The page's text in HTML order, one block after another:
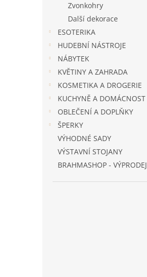
Zvonkohry
Další dekorace
ESOTERIKA
HUDEBNÍ NÁSTROJE
NÁBYTEK
KVĚTINY A ZAHRADA
KOSMETIKA A DROGERIE
KUCHYNĚ A DOMÁCNOST
OBLEČENÍ A DOPLŇKY
ŠPERKY
VÝHODNÉ SADY
VÝSTAVNÍ STOJANY
BRAHMASHOP - VÝPRODEJ